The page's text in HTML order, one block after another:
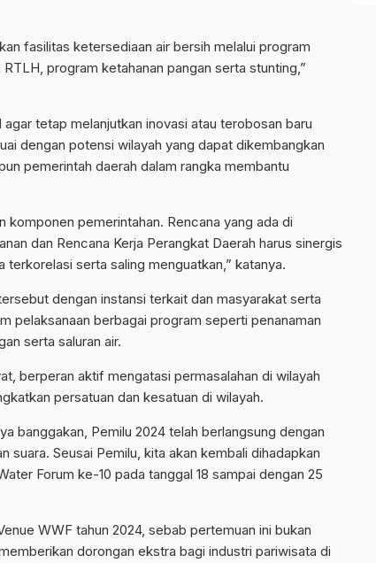
fasilitas ketersediaan air bersih melalui program
program ketahanan pangan serta stunting,”
tetap melanjutkan inovasi atau terobosan baru
dengan potensi wilayah yang dapat dikembangkan
pemerintah daerah dalam rangka membantu
komponen pemerintahan. Rencana yang ada di
dan Rencana Kerja Perangkat Daerah harus sinergis
serta saling menguatkan,” katanya.
dengan instansi terkait dan masyarakat serta
pelaksanaan berbagai program seperti penanaman
serta saluran air.
berperan aktif mengatasi permasalahan di wilayah
persatuan dan kesatuan di wilayah.
banggakan, Pemilu 2024 telah berlangsung dengan
suara. Seusai Pemilu, kita akan kembali dihadapkan
Forum ke-10 pada tanggal 18 sampai dengan 25
WWF tahun 2024, sebab pertemuan ini bukan
dorongan ekstra bagi industri pariwisata di